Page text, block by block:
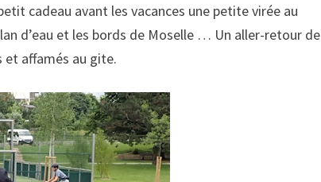
cadeau avant les vacances une petite virée au
d’eau et les bords de Moselle … Un aller-retour de
et affamés au gite.